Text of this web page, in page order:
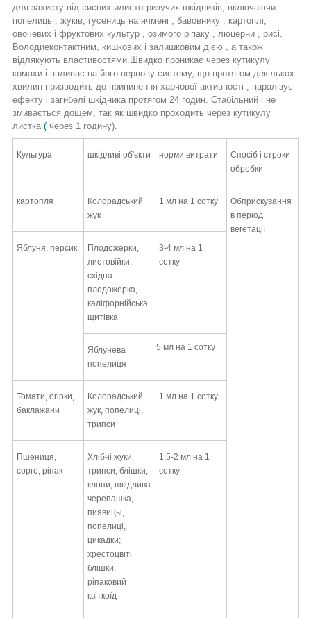
для захисту від сисних илистогризучих шкідників, включаючи
попелиць
, жуків, гусениць на ячмені бавовнику
, картоплі,
овочевих і фруктових культур
озимого ріпаку люцерни
рисі.
Володиеконтактним, кишкових і залишковим дією
, а також
відлякують властивостями.Швидко проникає через кутикулу
комахи і впливає на його нервову систему, що протягом декількох
хвилин призводить до припинення харчової активності
паралізує
ефекту і загибелі шкідника протягом 24 годин. Стабільний і не
змивається дощем, так як швидко проходить через кутикулу
листка ( через 1 годину).
Культура шкідливі об'єкти норми витрати
Спосіб і строки
обробки
картопля
Колорадський
жук
1 мл на 1 сотку
Обприскування
в період
вегетації
Яблуня, персик
Плодожерки,
листовійки,
східна
плодожерка,
каліфорнійська
щитівка
3-4 мл на 1
сотку
Яблунева
попелиця
5 мл на 1 сотку
Томати, огірки,
баклажани
Колорадський
жук, попелиці,
трипси
1 мл на 1 сотку
Пшениця,
сорго, ріпак
Хлібні жуки,
трипси, блішки,
клопи, шкідлива
черепашка,
пиявицы,
попелиці,
цикадки;
хрестоцвіті
блішки,
ріпаковий
квіткоїд
1,5-2 мл на 1
сотку